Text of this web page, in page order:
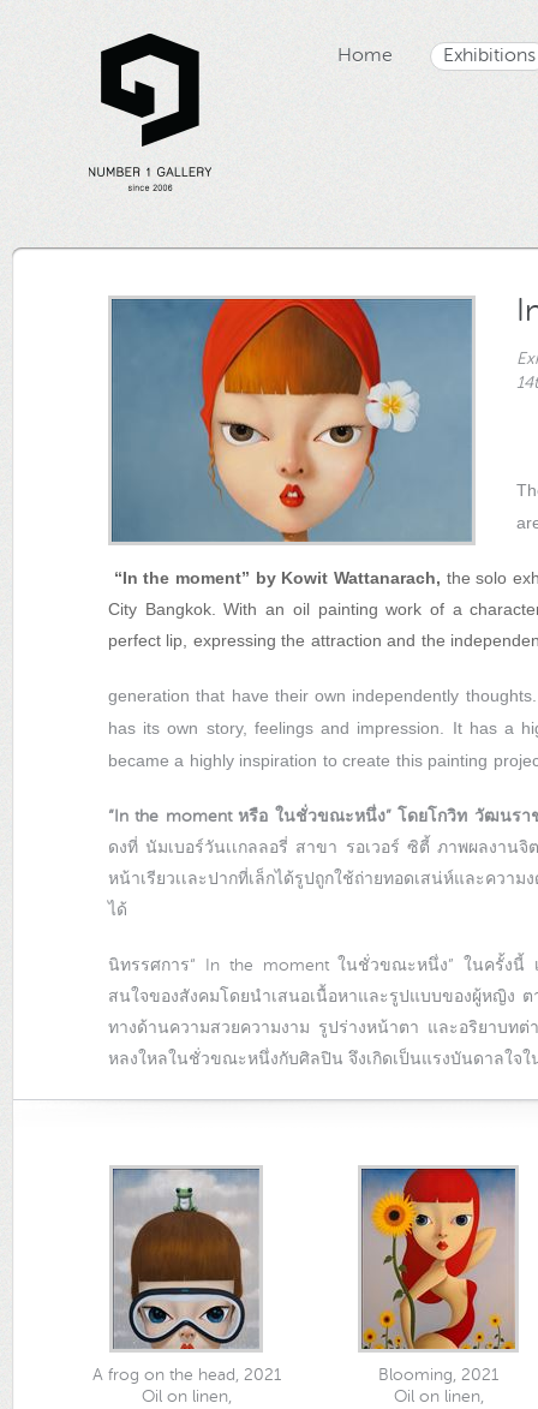
Home Exhibitions
“In the moment” by Kowit Wattanarach, the solo
City Bangkok. With an oil painting work of a
perfect lip, expressing the attraction and the
generation that have their own independently
has its own story, feelings and impression. It has a
became a highly inspiration to create this painting
“In the moment หรือ ในชั่วขณะหนึ่ง” โดยโกวิท วัฒนร
ดงที่ นัมเบอร์วันเเกลลอรี่ สาขา รอเวอร์ ซิตี้ ภาพผลงาน
หน้าเรียวเเละปากที่เล็กได้รูปถูกใช้ถ่ายทอดเสน่ห์และควา
ได้
นิทรรศการ“ In the moment ในชั่วขณะหนึ่ง” ในครั้งนี้
สนใจของสังคมโดยนำเสนอเนื้อหาและรูปแบบของผู้หญิง
ทางด้านความสวยความงาม รูปร่างหน้าตา และอริยาบท
หลงใหลในชั่วขณะหนึ่งกับศิลปิน จึงเกิดเป็นแรงบันดาลใจ
A frog on the head, 2021
Oil on linen,
Blooming, 2021
Oil on linen,